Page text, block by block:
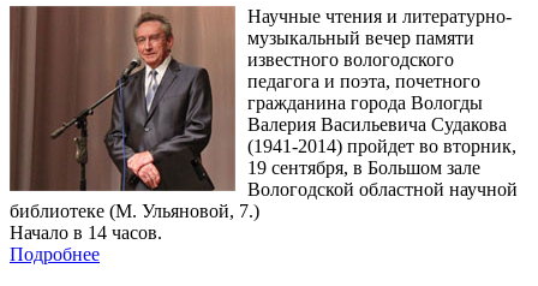
Научные чтения и литературно-
музыкальный вечер памяти
известного вологодского
педагога и поэта, почетного
гражданина города Вологды
Валерия Васильевича Судакова
(1941-2014) пройдет во вторник,
19 сентября, в Большом зале
Вологодской областной научной
библиотеке (М. Ульяновой, 7.)
Начало в 14 часов.
Подробнее